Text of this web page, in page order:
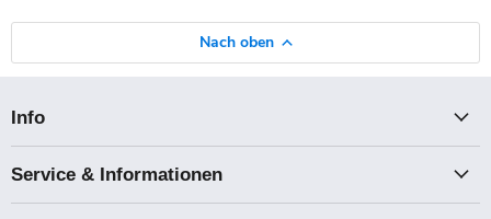
Nach oben
Info
Service & Informationen